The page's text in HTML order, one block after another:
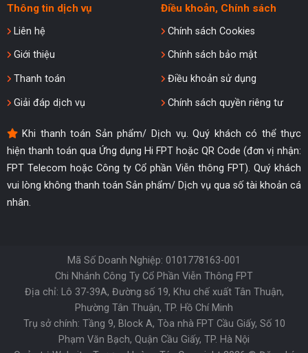
Thông tin dịch vụ
Liên hệ
Giới thiệu
Thanh toán
Giải đáp dịch vụ
Điều khoản, Chính sách
Chính sách Cookies
Chính sách bảo mật
Điều khoản sử dụng
Chính sách quyền riêng tư
Khi thanh toán Sản phẩm/ Dịch vụ. Quý khách có thể thực
hiện thanh toán qua Ứng dụng Hi FPT hoặc QR Code (đơn vị nhận:
FPT Telecom hoặc Công ty Cổ phần Viễn thông FPT). Quý khách
vui lòng không thanh toán Sản phẩm/ Dịch vụ qua số tài khoản cá
nhân.
Mã Số Doanh Nghiệp: 0101778163-001
Chi Nhánh Công Ty Cổ Phần Viễn Thông FPT
Địa chỉ: Lô 37-39A, Đường số 19, Khu chế xuất Tân Thuận,
Phường Tân Thuận, TP. Hồ Chí Minh
Trụ sở chính: Tầng 9, Block A, Tòa nhà FPT Cầu Giấy, Số 10
Phạm Văn Bạch, Quận Cầu Giấy, TP. Hà Nội